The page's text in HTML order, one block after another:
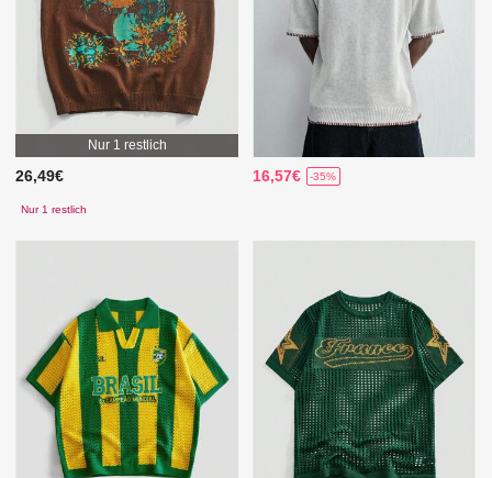
Nur 1 restlich
26,49€
Nur 1 restlich
16,57€ -35%